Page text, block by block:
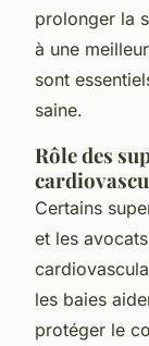
prolonger la
à une
sont
saine.
Rôle des
Certains
et les
les baies
protéger le